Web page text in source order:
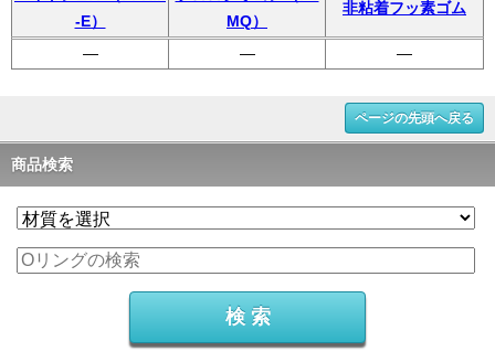
-E）
MQ）
非粘着フッ素ゴム
― ― ―
ページの先頭へ戻る
商品検索